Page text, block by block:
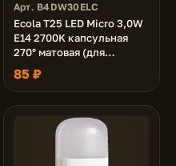
Арт. B4DW30ELC
Ecola T25 LED Micro 3,0W
E14 2700K капсульная
270° матовая (для
холодил., шв. машинки и
т.д.) 55x25 mm
85 ₽